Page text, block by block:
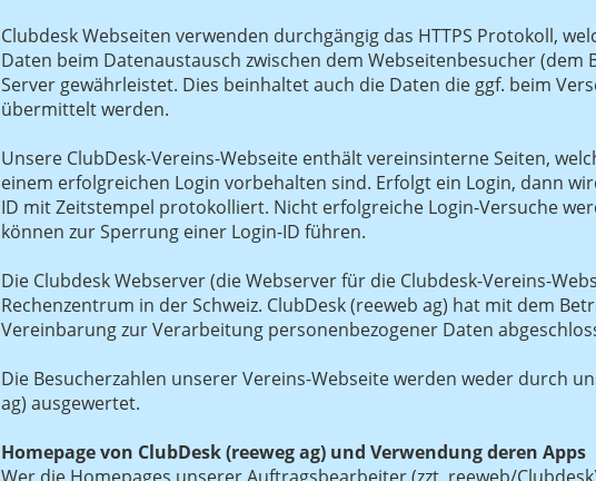
Clubdesk Webseiten verwenden durchgängig das HTTPS Protokoll,
Daten beim Datenaustausch zwischen dem Webseitenbesucher (dem
Server gewährleistet. Dies beinhaltet auch die Daten die ggf. beim
übermittelt werden.
Unsere ClubDesk-Vereins-Webseite enthält vereinsinterne Seiten,
einem erfolgreichen Login vorbehalten sind. Erfolgt ein Login, dann
ID mit Zeitstempel protokolliert. Nicht erfolgreiche Login-Versuche
können zur Sperrung einer Login-ID führen.
Die Clubdesk Webserver (die Webserver für die Clubdesk-Vereins-
Rechenzentrum in der Schweiz. ClubDesk (reeweb ag) hat mit dem
Vereinbarung zur Verarbeitung personenbezogener Daten
Die Besucherzahlen unserer Vereins-Webseite werden weder durch
ag) ausgewertet.
Homepage von ClubDesk (reeweg ag) und Verwendung deren Apps